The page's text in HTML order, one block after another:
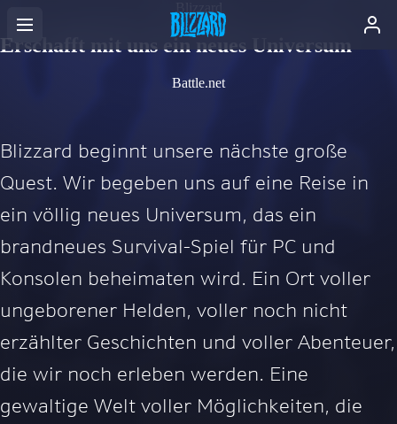
Erschafft mit uns ein neues Universum
Battle.net
Blizzard beginnt unsere nächste große
Quest. Wir begeben uns auf eine Reise in
ein völlig neues Universum, das ein
brandneues Survival-Spiel für PC und
Konsolen beheimaten wird. Ein Ort voller
ungeborener Helden, voller noch nicht
erzählter Geschichten und voller Abenteuer,
die wir noch erleben werden. Eine
gewaltige Welt voller Möglichkeiten, die